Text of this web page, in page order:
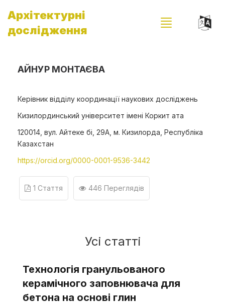
Архітектурні
дослідження
АЙНУР МОНТАЄВА
Керівник відділу координації наукових досліджень
Кизилординський університет імені Коркит ата
120014, вул. Айтеке бі, 29А, м. Кизилорда, Республіка
Казахстан
https://orcid.org/0000-0001-9536-3442
1 Стаття 446 Переглядів
Усі статті
Технологія гранульованого
керамічного заповнювача для
бетона на основі глин